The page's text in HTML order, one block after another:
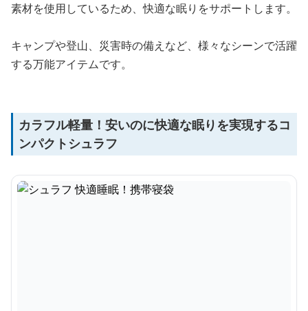
素材を使用しているため、快適な眠りをサポートします。
キャンプや登山、災害時の備えなど、様々なシーンで活躍
する万能アイテムです。
カラフル軽量！安いのに快適な眠りを実現するコ
ンパクトシュラフ